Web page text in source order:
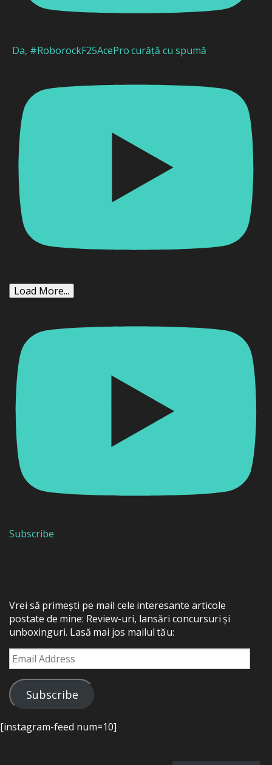
Da, #RoborockF25AcePro curăță cu spumă
Load More...
Subscribe
Vrei să primești pe mail cele interesante articole
postate de mine: Review-uri, lansări concursuri și
unboxinguri. Lasă mai jos mailul tău:
Email
Address
Subscribe
[instagram-feed num=10]